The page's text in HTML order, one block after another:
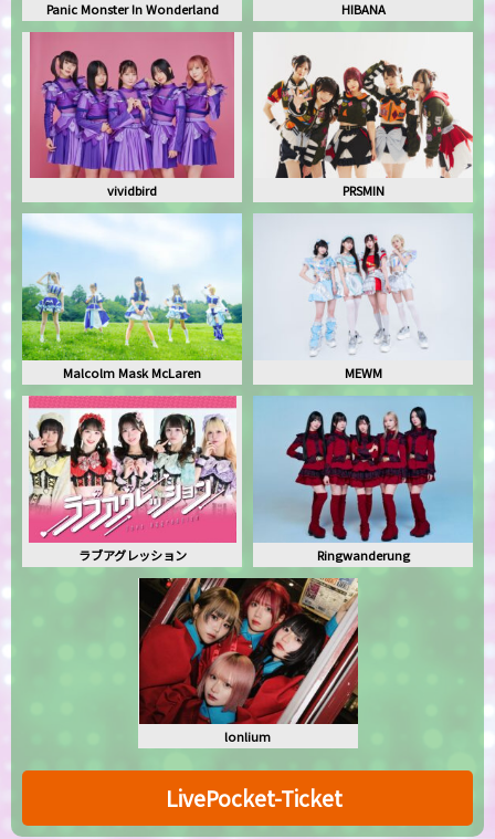
Panic Monster !n Wonderland HIBANA
vividbird PRSMIN
Malcolm Mask McLaren MEWM
ラブアグレッション Ringwanderung
lonlium
LivePocket-Ticket